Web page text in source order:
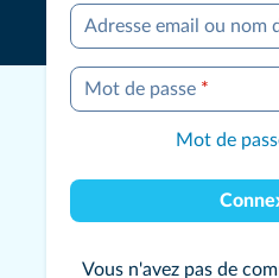
Adresse email ou nom
Mot de passe *
Mot de
Vous n'avez pas de